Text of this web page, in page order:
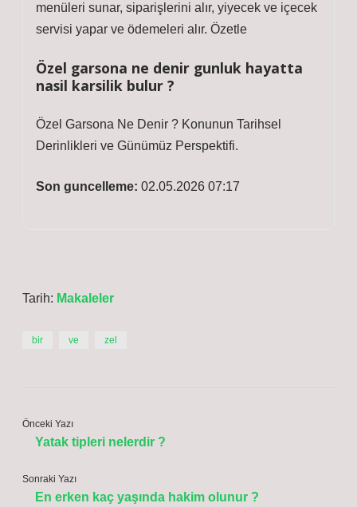
menüleri sunar, siparişlerini alır, yiyecek ve içecek
servisi yapar ve ödemeleri alır. Özetle
Özel garsona ne denir gunluk hayatta
nasil karsilik bulur ?
Özel Garsona Ne Denir ? Konunun Tarihsel
Derinlikleri ve Günümüz Perspektifi.
Son guncelleme: 02.05.2026 07:17
Tarih: Makaleler
bir ve zel
Önceki Yazı
Yatak tipleri nelerdir ?
Sonraki Yazı
En erken kaç yaşında hakim olunur ?